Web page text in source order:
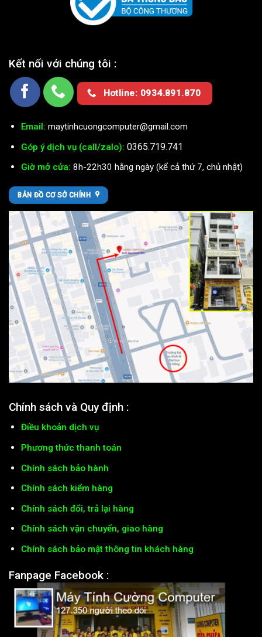
Kết nối với chúng tôi :
Hotline: 0934.891.870
Email: maytinhcuongcomputer@gmail.com
Góp ý dịch vụ (call/zalo): 0365.719.741
Giờ mở cửa: 8h-22h30 hằng ngày (kể cả thứ 7, chủ nhật)
BẢN ĐỒ CƠ SỞ CHÍNH
Chính sách và Quy định :
Điều khoản dịch vụ
Phương thức thanh toán
Chính sách bảo hành
Chính sách kiểm hàng
Chính sách đổi, trả lại hàng
Chính sách vận chuyển, giao hàng
Chính sách bảo mật thông tin khách hàng
Fanpage Facebook :